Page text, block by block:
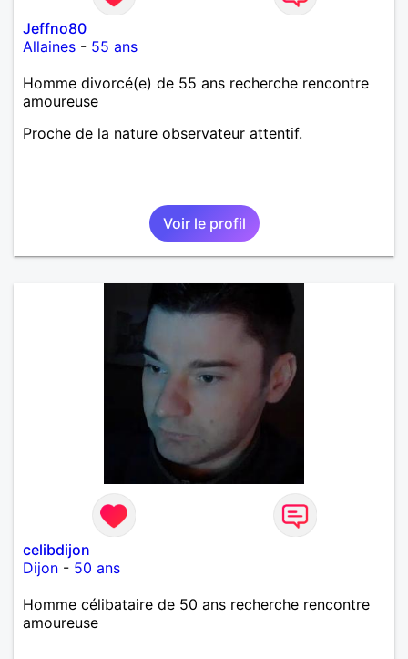
Jeffno80
Allaines - 55 ans
Homme divorcé(e) de 55 ans recherche rencontre
amoureuse
Proche de la nature observateur attentif.
Voir le profil
celibdijon
Dijon - 50 ans
Homme célibataire de 50 ans recherche rencontre
amoureuse